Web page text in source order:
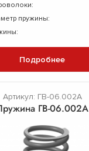
пружины:
Подробнее
Артикул: ГВ-06.002А
ГВ-06.002А